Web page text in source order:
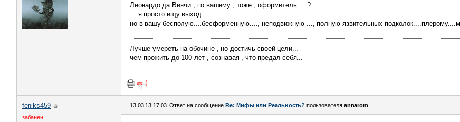
Леонардо да Винчи , по вашему , тоже , оформитель.....?
....я просто ищу выход .....
но в вашу бесполую....бесформенную...., неподвижную ..., полную язвительных
Лучше умереть на обочине , но достичь своей цели...
чем прожить до 100 лет , сознавая , что предал себя...
feniks459
забанен
13.03.13 17:03 Ответ на сообщение Re: Мифы или Реальность? пользователя annarom